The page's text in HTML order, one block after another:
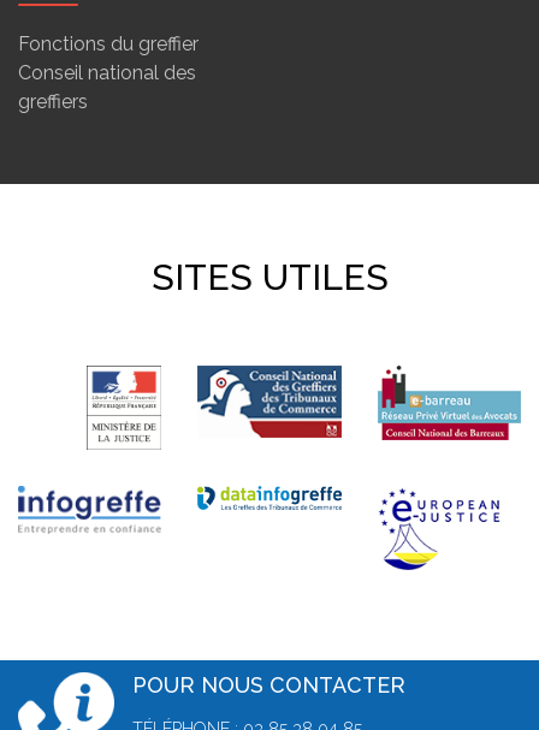
Fonctions du greffier
Conseil national des
greffiers
SITES UTILES
POUR NOUS CONTACTER